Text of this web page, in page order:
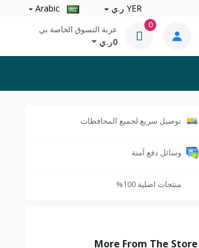
YER ر.ي
0 عربة التسوق الخاصة بي
0ر.ي
توصيل سريع لجميع المحافظات
وسائل دفع آمنة
منتجات اصلية 100%
More From The Store